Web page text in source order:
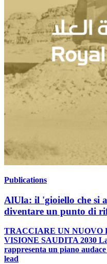
Publications
AlUla: il 'gioiello che si
diventare un punto di
TRACCIARE UN NUOVO
VISIONE SAUDITA 2030
rappresenta un piano
lead